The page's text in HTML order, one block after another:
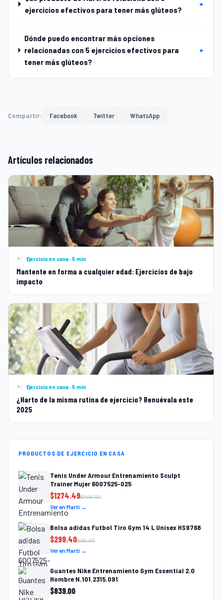
ejercicios efectivos para tener más glúteos?
+
Dónde puedo encontrar más opciones
relacionadas con 5 ejercicios efectivos para
tener más glúteos?
+
Compartir: Facebook Twitter WhatsApp
Artículos relacionados
Ejercicio en casa · 5 min
Mantente en forma a cualquier edad: Ejercicios de bajo
impacto
Ejercicio en casa · 5 min
¿Harto de la misma rutina de ejercicio? Renuévala este
2025
PRODUCTOS DE EJERCICIO EN CASA
Tenis Under Armour Entrenamiento Sculpt
Trainer Mujer 6007525-025
$1274.49$2499.00
Ver en Martí →
Bolsa adidas Futbol Tiro Gym 14 L Unisex HS9768
$299.40$499.00
Ver en Martí →
Guantes Nike Entrenamiento Gym Essential 2.0
Hombre N.101.2315.091
$839.00